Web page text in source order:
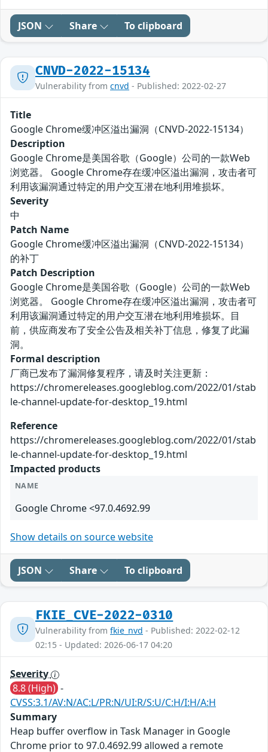
JSON Share To clipboard
CNVD-2022-15134
Vulnerability from cnvd - Published: 2022-02-27
Title
Google Chrome缓冲区溢出漏洞（CNVD-2022-15134）
Description
Google Chrome是美国谷歌（Google）公司的一款Web
浏览器。 Google Chrome存在缓冲区溢出漏洞，攻击者可
利用该漏洞通过特定的用户交互潜在地利用堆损坏。
Severity
中
Patch Name
Google Chrome缓冲区溢出漏洞（CNVD-2022-15134）
的补丁
Patch Description
Google Chrome是美国谷歌（Google）公司的一款Web
浏览器。 Google Chrome存在缓冲区溢出漏洞，攻击者可
利用该漏洞通过特定的用户交互潜在地利用堆损坏。目
前，供应商发布了安全公告及相关补丁信息，修复了此漏
洞。
Formal description
厂商已发布了漏洞修复程序，请及时关注更新：
https://chromereleases.googleblog.com/2022/01/stab
le-channel-update-for-desktop_19.html
Reference
https://chromereleases.googleblog.com/2022/01/stab
le-channel-update-for-desktop_19.html
Impacted products
NAME
Google Chrome <97.0.4692.99
Show details on source website
JSON Share To clipboard
FKIE_CVE-2022-0310
Vulnerability from fkie_nvd - Published: 2022-02-12
02:15 - Updated: 2026-06-17 04:20
Severity
8.8 (High) -
CVSS:3.1/AV:N/AC:L/PR:N/UI:R/S:U/C:H/I:H/A:H
Summary
Heap buffer overflow in Task Manager in Google
Chrome prior to 97.0.4692.99 allowed a remote